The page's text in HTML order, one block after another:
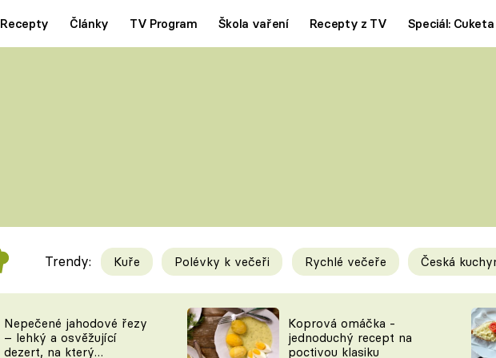
Recepty Články TV Program Škola vaření Recepty z TV Speciál: Cuketa
Videorecepty
TEĎ VAŘÍ ŠÉF!
Tipy a triky
KAM ZA JÍDLEM
Trendy: Kuře Polévky k večeři Rychlé večeře Česká
Nepečené jahodové řezy
– lehký a osvěžující
dezert, na který
Koprová omáčka -
jednoduchý recept na
poctivou klasiku